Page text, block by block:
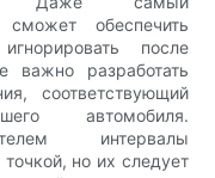
обеспечить
после
важно разработать
соответствующий
автомобиля.
интервалы
но их следует